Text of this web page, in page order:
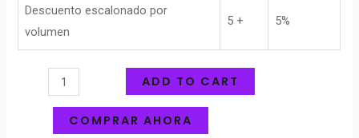
Descuento escalonado por
volumen
5 + 5%
ADD TO CART
COMPRAR AHORA